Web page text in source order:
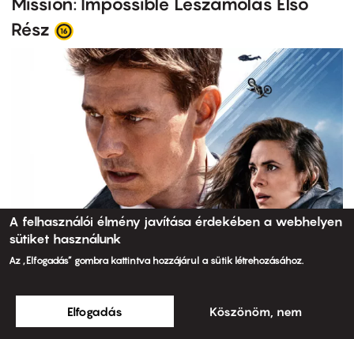
Rész
A felhasználói élmény javítása érdekében a webhelyen
sütiket használunk
Az „Elfogadás” gombra kattintva hozzájárul a sütik létrehozásához.
Elfogadás Köszönöm, nem